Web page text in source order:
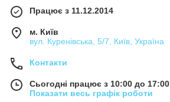
Працює з 11.12.2014
м. Київ
вул. Куренівська, 5/7, Київ, Україна
Контакти
Сьогодні працює з 10:00 до 17:00
Показати весь графік роботи